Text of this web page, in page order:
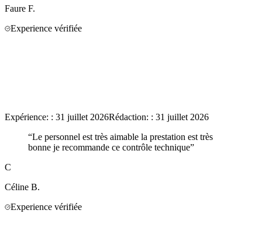
Faure F.
Experience vérifiée
Expérience: : 31 juillet 2026Rédaction: : 31 juillet 2026
“Le personnel est très aimable la prestation est très
bonne je recommande ce contrôle technique”
C
Céline B.
Experience vérifiée